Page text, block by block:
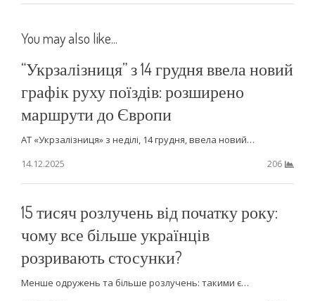
You may also like...
“Укрзалізниця” з 14 грудня ввела новий
графік руху поїздів: розширено
маршрути до Європи
АТ «Укрзалізниця» з неділі, 14 грудня, ввела новий…
14.12.2025
206
15 тисяч розлучень від початку року:
чому все більше українців
розривають стосунки?
Менше одружень та більше розлучень: такими є…